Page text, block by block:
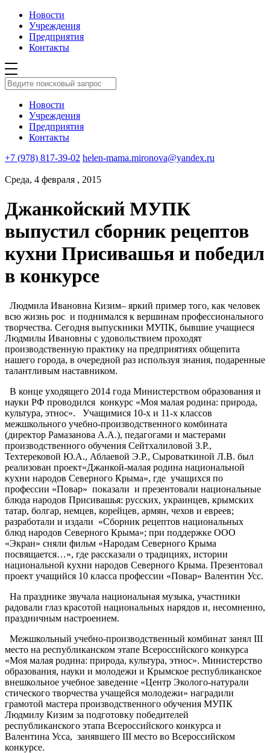
Новости
Учреждения
Предприятия
Контакты
Новости
Учреждения
Предприятия
Контакты
+7 (978) 817-39-02 helen-mama.mironova@yandex.ru
Среда, 4 февраля , 2015
Джанкойский МУПК
выпустил сборник рецептов
кухни Присивашья и победил
в конкурсе
Людмила Ивановна Кизим– яркий пример того, как человек
всю жизнь рос и поднимался к вершинам профессионального
творчества. Сегодня выпускники МУПК, бывшие учащиеся
Людмилы Ивановны с удовольствием проходят
производственную практику на предприятиях общепита
нашего города, в очередной раз используя знания, подаренные
талантливым наставником.
В конце уходящего 2014 года Министерством образования и
науки РФ проводился конкурс «Моя малая родина: природа,
культура, этнос». Учащимися 10-х и 11-х классов
межшкольного учебно-производственного комбината
(директор Рамазанова А.А.), педагогами и мастерами
производственного обучения Сейтхалиловой З.Р.,
Техтерековой Ю.А., Аблаевой Э.Р., Сыроваткиной Л.В. был
реализован проект«Джанкой-малая родина национальной
кухни народов Северного Крыма», где учащихся по
профессии «Повар» показали и презентовали национальные
блюда народов Присивашья: русских, украинцев, крымских
татар, болгар, немцев, корейцев, армян, чехов и евреев;
разработали и издали «Сборник рецептов национальных
блюд народов Северного Крыма»; при поддержке ООО
«Экран» сняли фильм «Народам Северного Крыма
посвящается…», где рассказали о традициях, истории
национальной кухни народов Северного Крыма. Презентовал
проект учащийся 10 класса профессии «Повар» Валентин Усс.
На празднике звучала национальная музыка, участники
радовали глаз красотой национальных нарядов и, несомненно,
праздничным настроением.
Межшкольный учебно-производственный комбинат занял III
место на республиканском этапе Всероссийского конкурса
«Моя малая родина: природа, культура, этнос». Министерство
образования, науки и молодежи и Крымское республиканское
внешкольное учебное заведение «Центр Эколого-натурали
стического творчества учащейся молодежи» наградили
грамотой мастера производственного обучения МУПК
Людмилу Кизим за подготовку победителей
республиканского этапа Всероссийского конкурса и
Валентина Усса, занявшего III место во Всероссийском
конкурсе.